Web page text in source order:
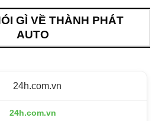
GÌ VỀ THÀNH PHÁT
AUTO
24h.com.vn